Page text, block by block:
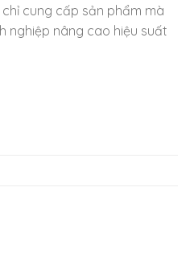
cung cấp sản phẩm mà
nghiệp nâng cao hiệu suất